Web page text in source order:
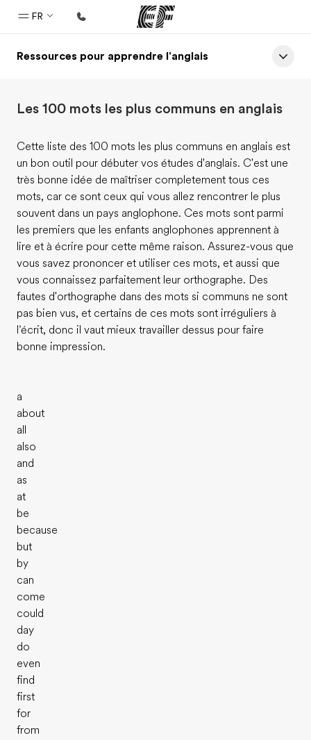
FR
Accueil
Programmes
Bureaux
A propos de nous
Qui sommes-nous ?
EF recrute
Rejoignez nos équipes
Ressources pour apprendre l'anglais
Les 100 mots les plus communs en anglais
Cette liste des 100 mots les plus communs en anglais est
un bon outil pour débuter vos études d'anglais. C'est une
très bonne idée de maîtriser completement tous ces
mots, car ce sont ceux qui vous allez rencontrer le plus
souvent dans un pays anglophone. Ces mots sont parmi
les premiers que les enfants anglophones apprennent à
lire et à écrire pour cette même raison. Assurez-vous que
vous savez prononcer et utiliser ces mots, et aussi que
vous connaissez parfaitement leur orthographe. Des
fautes d'orthographe dans des mots si communs ne sont
pas bien vus, et certains de ces mots sont irréguliers à
l’écrit, donc il vaut mieux travailler dessus pour faire
bonne impression.
a
about
all
also
and
as
at
be
because
but
by
can
come
could
day
do
even
find
first
for
from